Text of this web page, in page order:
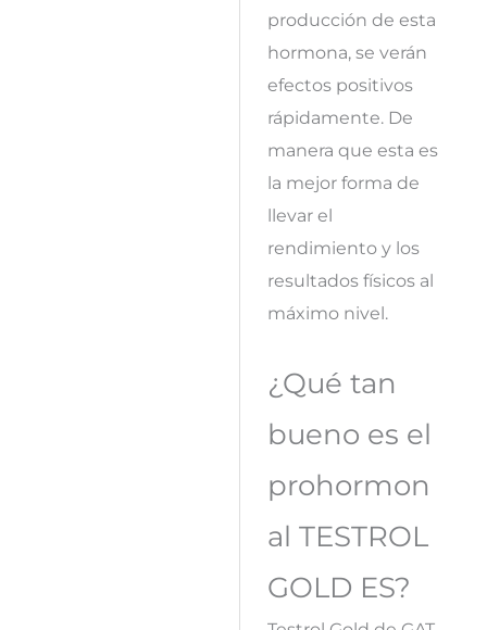
producción de esta
hormona, se verán
efectos positivos
rápidamente. De
manera que esta es
la mejor forma de
llevar el
rendimiento y los
resultados físicos al
máximo nivel.
¿Qué tan
bueno es el
prohormon
al TESTROL
GOLD ES?